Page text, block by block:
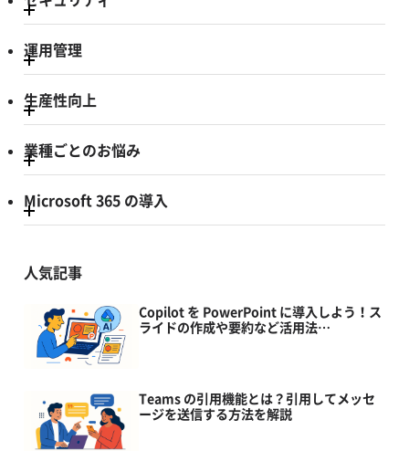
運用管理
生産性向上
業種ごとのお悩み
Microsoft 365 の導入
人気記事
Copilot を PowerPoint に導入しよう！ス
ライドの作成や要約など活用法…
Teams の引用機能とは？引用してメッセ
ージを送信する方法を解説